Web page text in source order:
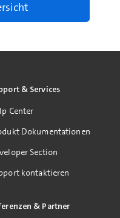
& Services
Center
Dokumentationen
Section
kontaktieren
& Partner